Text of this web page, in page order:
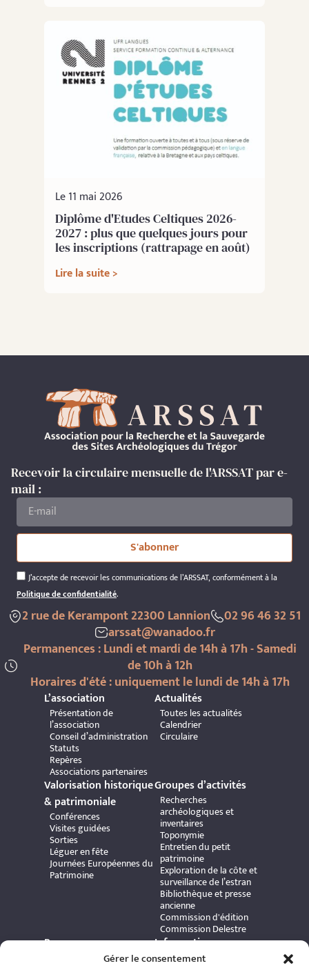
Gérer le consentement
Le 11 mai 2026
Diplôme d'Etudes Celtiques 2026-
2027 : plus que quelques jours pour
les inscriptions (rattrapage en août)
Lire la suite >
Recevoir la circulaire mensuelle de l'ARSSAT par e-
mail :
J’accepte de recevoir les communications de l’ARSSAT, conformément à la
Politique de confidentialité.
S'abonner
2 rue de Kerampont 22300 Lannion
02 96 46 32 51
arssat@wanadoo.fr
Permanences : Lundi et mardi de 14h à 17h - Samedi
de 10h à 12h
Horaires d'été : uniquement le lundi de 14h à 17h
L’association
Présentation de
l’association
Conseil d’administration
Statuts
Repères
Associations partenaires
Actualités
Toutes les actualités
Calendrier
Circulaire
Valorisation historique
& patrimoniale
Conférences
Visites guidées
Sorties
Léguer en fête
Journées Européennes du
Patrimoine
Groupes d’activités
Recherches
archéologiques et
inventaires
Toponymie
Entretien du petit
patrimoine
Exploration de la côte et
surveillance de l’estran
Bibliothèque et presse
ancienne
Commission d'édition
Commission Delestre
Ressources
Carte interactive
Informations
pratiques